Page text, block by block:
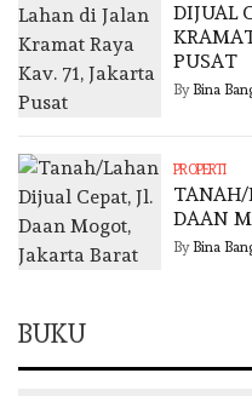
DIJUAL
PUSAT
By Bina
PROPERTI
TANAH/
DAAN
By Bina
BUKU